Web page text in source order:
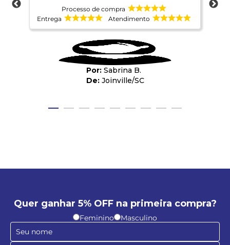
Processo de compra
Entrega
Atendimento
Sabrina B.
Joinville/SC
Quer ganhar 5% OFF na primeira compra?
Feminino Masculino